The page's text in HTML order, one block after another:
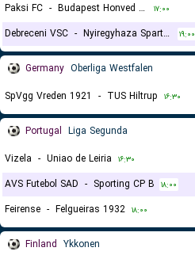
Paksi FC - Budapest Honved FC ۱۷:۰۰
Debreceni VSC - Nyiregyhaza Spartacus FC ۱۹:۰۰
Germany Oberliga Westfalen
SpVgg Vreden 1921 - TUS Hiltrup ۱۶:۳۰
Portugal Liga Segunda
Vizela - Uniao de Leiria ۱۶:۳۰
AVS Futebol SAD - Sporting CP B ۱۸:۰۰
Feirense - Felgueiras 1932 ۱۸:۰۰
Finland Ykkonen